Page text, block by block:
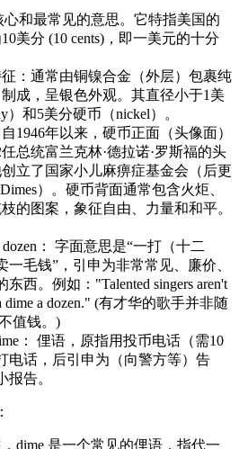
心和最常见的意思。它特指美国的
美分 (10 cents)，即一美元的十分
：通常由铜镍合金（外层）包裹纯
成，呈银色外观。其直径小于1美
）和5美分硬币（nickel）。
1946年以来，硬币正面（头像面）
总统富兰克林·德拉诺·罗斯福的头
立了国家小儿麻痹症基金会（后更
）。硬币背面通常包含火炬、
的图案，象征自由、力量和和平。
dozen： 字面意思是“一打（十二
一毛钱”，引申为非常常见、廉价、
东西。例如："Talented singers aren't
dime a dozen." (有才华的歌手并非随
值钱。)
： 俚语，原指用投币电话（需10
电话，后引申为（向警方等）告
报告。
dime 是一个常见的俚语，指代一